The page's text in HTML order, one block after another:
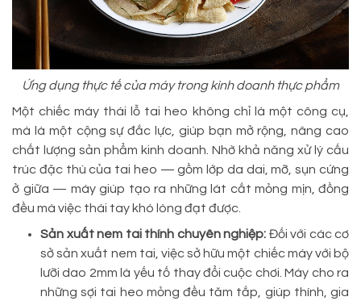
Ứng dụng thực tế của máy trong kinh doanh thực phẩm
Một chiếc máy thái lỗ tai heo không chỉ là một công cụ,
mà là một cộng sự đắc lực, giúp bạn mở rộng, nâng cao
chất lượng sản phẩm kinh doanh. Nhờ khả năng xử lý cấu
trúc đặc thù của tai heo — gồm lớp da dai, mỡ, sụn cứng
ở giữa — máy giúp tạo ra những lát cắt mỏng mịn, đồng
đều mà việc thái tay khó lòng đạt được.
Sản xuất nem tai thính chuyên nghiệp: Đối với các cơ
sở sản xuất nem tai, việc sở hữu một chiếc máy với bộ
lưỡi dao 2mm là yếu tố thay đổi cuộc chơi. Máy cho ra
những sợi tai heo mỏng đều tăm tắp, giúp thính, gia